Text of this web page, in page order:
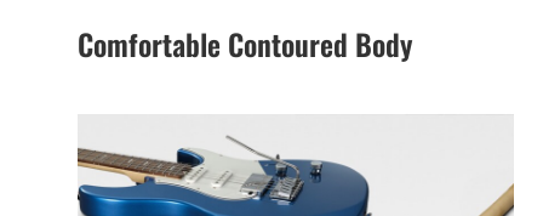
Comfortable Contoured Body